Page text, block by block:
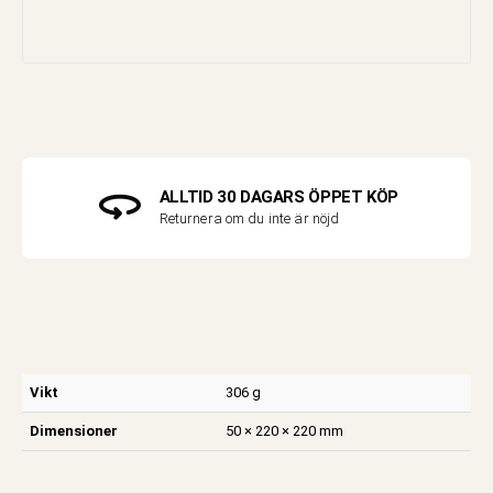
ALLTID 30 DAGARS ÖPPET KÖP
Returnera om du inte är nöjd
Vikt 306 g
Dimensioner 50 × 220 × 220 mm